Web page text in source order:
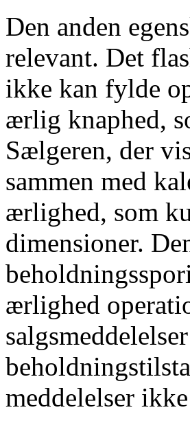
Den anden
relevant. Det
ikke kan fylde
ærlig knaphed,
Sælgeren, der
sammen med
ærlighed, som
dimensioner.
ærlighed
meddelelser